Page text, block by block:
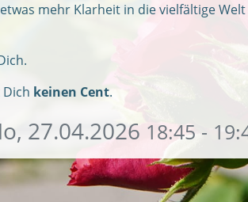
mehr Klarheit in die vielfältige
keinen Cent.
27.04.2026 18:45 -